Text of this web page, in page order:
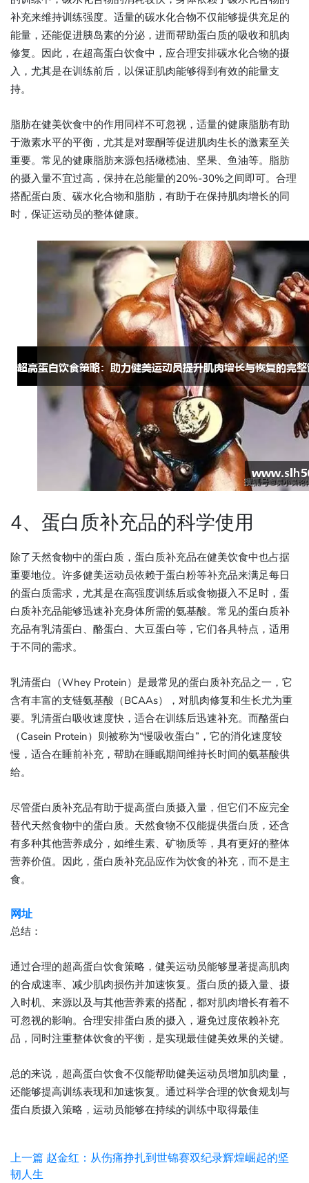
补充来维持训练强度。适量的碳水化合物不仅能够提供充足的
能量，还能促进胰岛素的分泌，进而帮助蛋白质的吸收和肌肉
修复。因此，在超高蛋白饮食中，应合理安排碳水化合物的摄
入，尤其是在训练前后，以保证肌肉能够得到有效的能量支
持。
脂肪在健美饮食中的作用同样不可忽视，适量的健康脂肪有助
于激素水平的平衡，尤其是对睾酮等促进肌肉生长的激素至关
重要。常见的健康脂肪来源包括橄榄油、坚果、鱼油等。脂肪
的摄入量不宜过高，保持在总能量的20%-30%之间即可。合理
搭配蛋白质、碳水化合物和脂肪，有助于在保持肌肉增长的同
时，保证运动员的整体健康。
4、蛋白质补充品的科学使用
除了天然食物中的蛋白质，蛋白质补充品在健美饮食中也占据
重要地位。许多健美运动员依赖于蛋白粉等补充品来满足每日
的蛋白质需求，尤其是在高强度训练后或食物摄入不足时，蛋
白质补充品能够迅速补充身体所需的氨基酸。常见的蛋白质补
充品有乳清蛋白、酪蛋白、大豆蛋白等，它们各具特点，适用
于不同的需求。
乳清蛋白（Whey Protein）是最常见的蛋白质补充品之一，它
含有丰富的支链氨基酸（BCAAs），对肌肉修复和生长尤为重
要。乳清蛋白吸收速度快，适合在训练后迅速补充。而酪蛋白
（Casein Protein）则被称为“慢吸收蛋白”，它的消化速度较
慢，适合在睡前补充，帮助在睡眠期间维持长时间的氨基酸供
给。
尽管蛋白质补充品有助于提高蛋白质摄入量，但它们不应完全
替代天然食物中的蛋白质。天然食物不仅能提供蛋白质，还含
有多种其他营养成分，如维生素、矿物质等，具有更好的整体
营养价值。因此，蛋白质补充品应作为饮食的补充，而不是主
食。
网址
总结：
通过合理的超高蛋白饮食策略，健美运动员能够显著提高肌肉
的合成速率、减少肌肉损伤并加速恢复。蛋白质的摄入量、摄
入时机、来源以及与其他营养素的搭配，都对肌肉增长有着不
可忽视的影响。合理安排蛋白质的摄入，避免过度依赖补充
品，同时注重整体饮食的平衡，是实现最佳健美效果的关键。
总的来说，超高蛋白饮食不仅能帮助健美运动员增加肌肉量，
还能够提高训练表现和加速恢复。通过科学合理的饮食规划与
蛋白质摄入策略，运动员能够在持续的训练中取得最佳
上一篇 赵金红：从伤痛挣扎到世锦赛双纪录辉煌崛起的坚
韧人生